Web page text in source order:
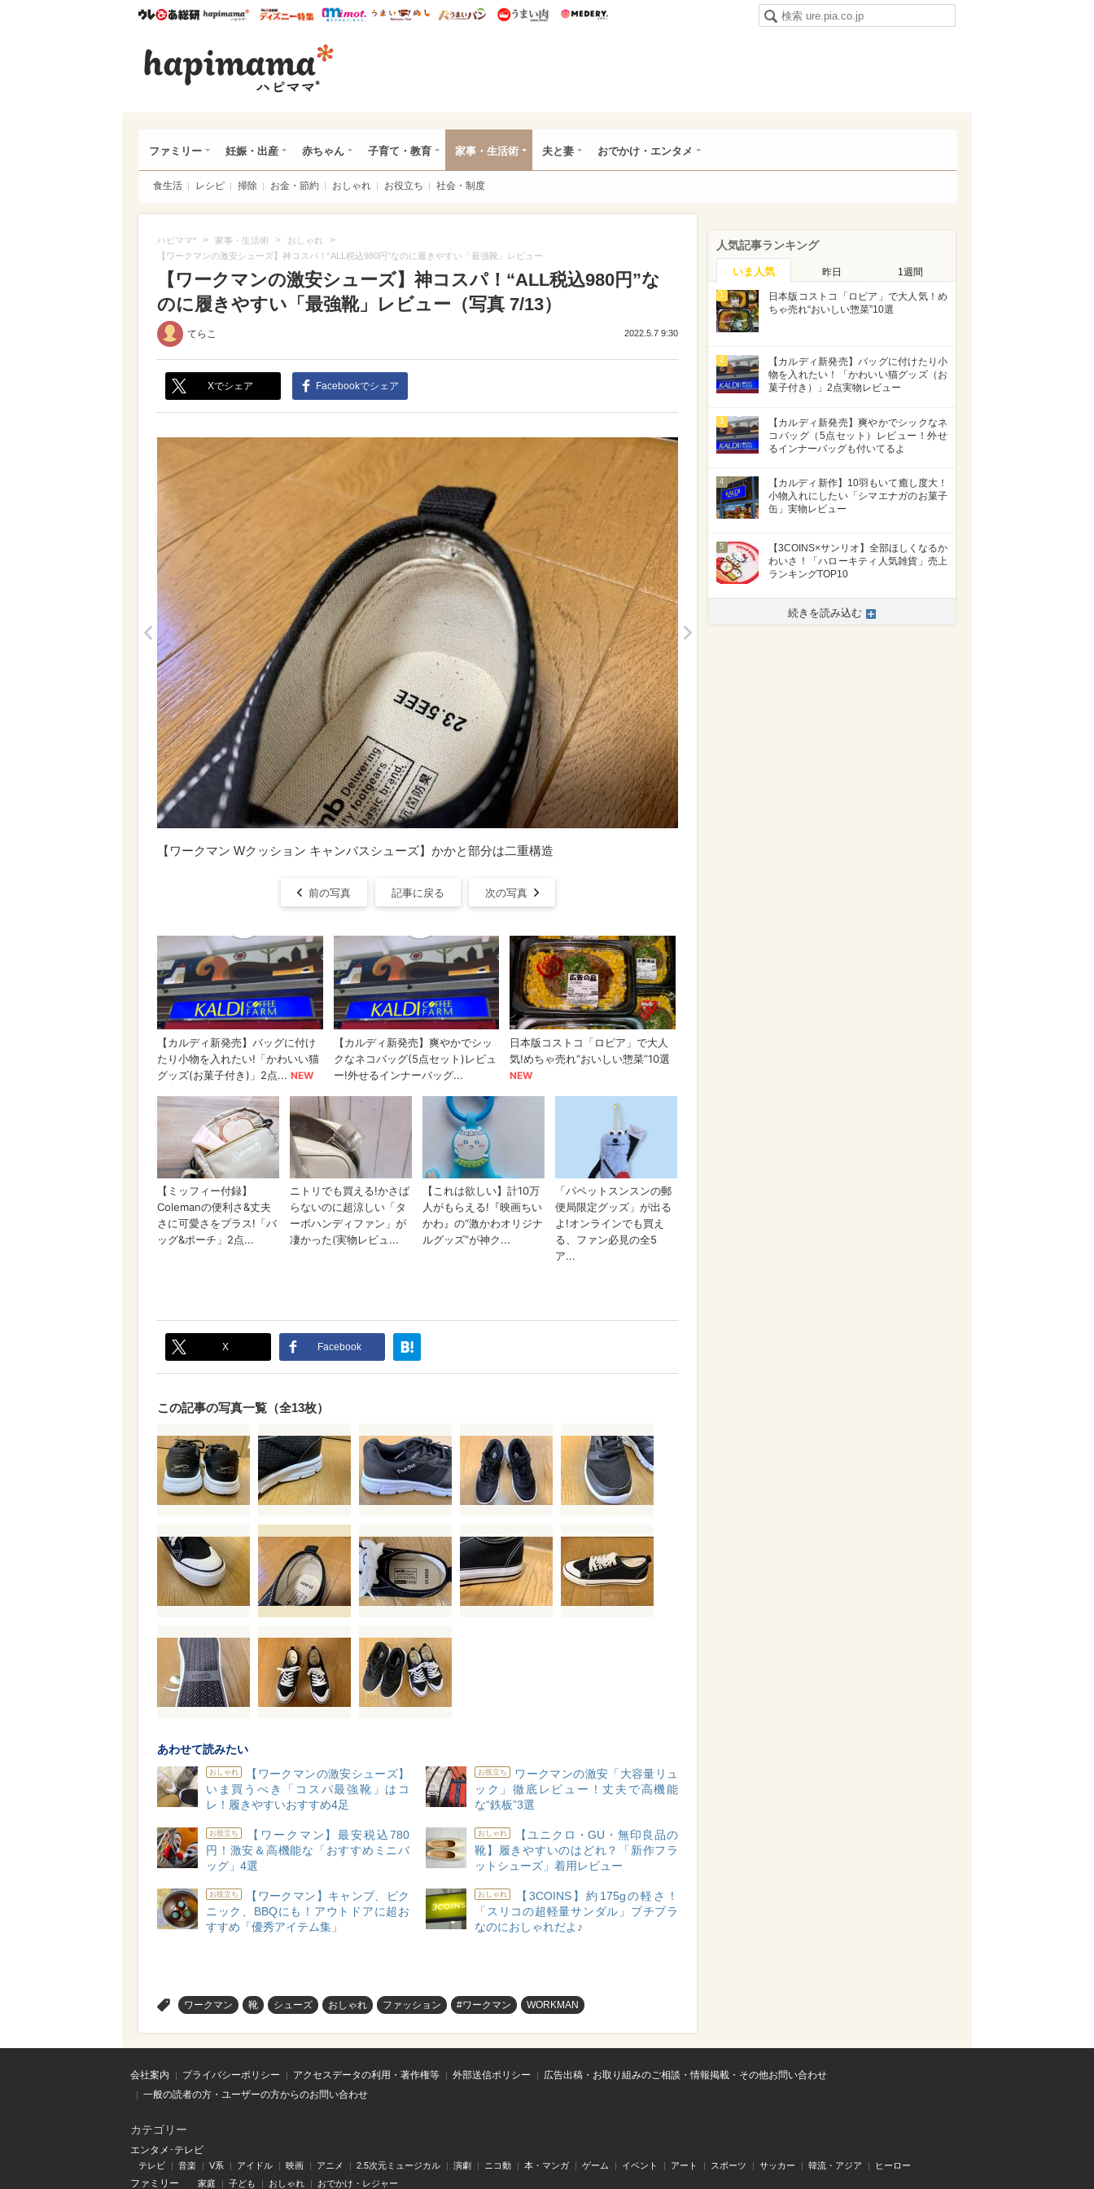
ウレぴあ総研ハピママ* ウレぴあ総研 ディズニー特集
mimot. うまいめし うまいパン うまい肉
ファミリー 妊娠・出産 赤ちゃん 子育て・教育 家事・生活術 夫と妻 おでかけ・エンタメ
食生活 レシピ 掃除 お金・節約 おしゃれ お役立ち 社会・制度
ハピママ* > 家事・生活術 > おしゃれ >
【ワークマンの激安シューズ】神コスパ！“ALL税込980円”なのに履きやすい「最強靴」レビュー
【ワークマンの激安シューズ】神コスパ！“ALL税込980円”な
のに履きやすい「最強靴」レビュー（写真 7/13）
てらこ 2022.5.7 9:30
Xでシェア Facebookでシェア
【ワークマン Wクッション キャンバスシューズ】かかと部分は二重構造
前の写真 記事に戻る 次の写真
X Facebook
この記事の写真一覧（全13枚）
あわせて読みたい
おしゃれ
【ワークマンの激安シューズ】
いま買うべき「コスパ最強靴」はコ
レ！履きやすいおすすめ4足
お役立ち
ワークマンの激安「大容量リュ
ック」徹底レビュー！丈夫で高機能
な“鉄板”3選
お役立ち
【ワークマン】最安税込780
円！激安＆高機能な「おすすめミニバ
ッグ」4選
おしゃれ
【ユニクロ・GU・無印良品の
靴】履きやすいのはどれ？「新作フラ
ットシューズ」着用レビュー
お役立ち
【ワークマン】キャンプ、ピク
ニック、BBQにも！アウトドアに超お
すすめ「優秀アイテム集」
おしゃれ
【3COINS】約175gの軽さ！
「スリコの超軽量サンダル」プチプラ
なのにおしゃれだよ♪
ワークマン 靴 シューズ おしゃれ ファッション #ワークマン WORKMAN
人気記事ランキング
いま人気 昨日 1週間
1
日本版コストコ「ロピア」で大人気！め
ちゃ売れ“おいしい惣菜”10選
2
【カルディ新発売】バッグに付けたり小
物を入れたい！「かわいい猫グッズ（お
菓子付き）」2点実物レビュー
3
【カルディ新発売】爽やかでシックなネ
コバッグ（5点セット）レビュー！外せ
るインナーバッグも付いてるよ
4
【カルディ新作】10羽もいて癒し度大！
小物入れにしたい「シマエナガのお菓子
缶」実物レビュー
5
【3COINS×サンリオ】全部ほしくなるか
わいさ！「ハローキティ人気雑貨」売上
ランキングTOP10
続きを読み込む
会社案内 プライバシーポリシー アクセスデータの利用・著作権等 外部送信ポリシー
広告出稿・お取り組みのご相談・情報掲載・その他お問い合わせ
一般の読者の方・ユーザーの方からのお問い合わせ
カテゴリー
エンタメ･テレビ
テレビ 音楽 V系 アイドル 映画 アニメ 2.5次元ミュージカル 演劇 ニコ動 本・マンガ ゲーム イベント アート スポーツ サッカー 韓流・アジア ヒーロー
ファミリー 家庭 子ども おしゃれ おでかけ・レジャー